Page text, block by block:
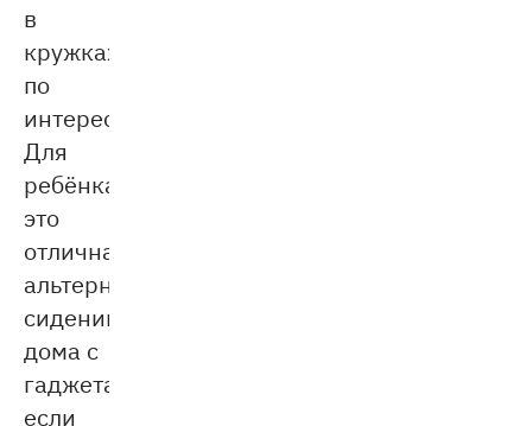
в
кружках
по
интересам.
Для
ребёнка
это
отличная
альтернатива
сидению
дома с
гаджетами,
если